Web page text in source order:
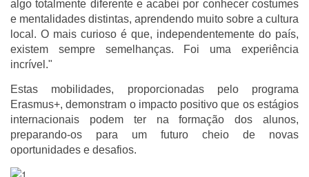
algo totalmente diferente e acabei por conhecer costumes
e mentalidades distintas, aprendendo muito sobre a cultura
local. O mais curioso é que, independentemente do país,
existem sempre semelhanças. Foi uma experiência
incrível."
Estas mobilidades, proporcionadas pelo programa
Erasmus+, demonstram o impacto positivo que os estágios
internacionais podem ter na formação dos alunos,
preparando-os para um futuro cheio de novas
oportunidades e desafios.